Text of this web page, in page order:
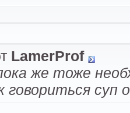
LamerProf
же тоже
говориться